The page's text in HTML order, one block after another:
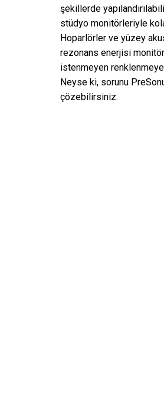
şekillerde
stüdyo monitörleriyle
Hoparlörler ve yüzey
rezonans enerjisi
istenmeyen
Neyse ki, sorunu
çözebilirsiniz.